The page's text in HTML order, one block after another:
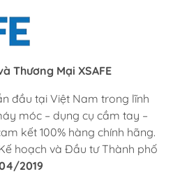
Thương Mại XSAFE
đầu tại Việt Nam trong lĩnh
móc – dụng cụ cầm tay –
kết 100% hàng chính hãng.
hoạch và Đầu tư Thành phố
2019